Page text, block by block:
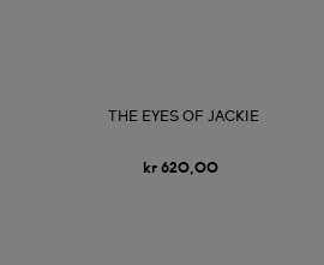
THE EYES OF JACKIE
kr 620,00